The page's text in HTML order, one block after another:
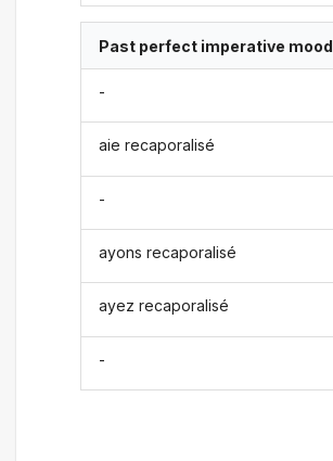
Past perfect imperative mood
-
aie recaporalisé
-
ayons recaporalisé
ayez recaporalisé
-